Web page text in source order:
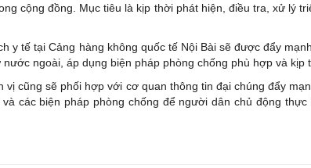
cộng đồng. Mục tiêu là kịp thời phát hiện, điều tra, xử lý
y tế tại Cảng hàng không quốc tế Nội Bài sẽ được đẩy
ngoài, áp dụng biện pháp phòng chống phù hợp và kịp
vị cũng sẽ phối hợp với cơ quan thông tin đại chúng đẩy
các biện pháp phòng chống để người dân chủ động